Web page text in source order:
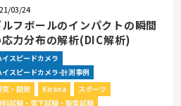
03/24
ルフボールのインパクトの瞬間
応力分布の解析(DIC解析)
イスピードカメラ
イスピードカメラ-計測事例
究・開発
Kirana
スポーツ
料試験・落下試験・衝突試験